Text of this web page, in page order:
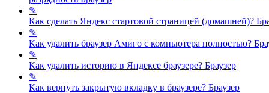
✎
Как сделать Яндекс стартовой страницей (домашней)?
✎
Как удалить браузер Амиго с компьютера полностью?
✎
Как удалить историю в Яндексе браузере? Браузер
✎
Как вернуть закрытую вкладку в браузере? Браузер